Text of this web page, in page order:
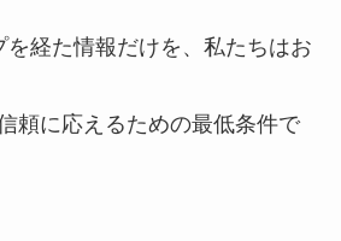
を経た情報だけを、私たちはお
頼に応えるための最低条件で